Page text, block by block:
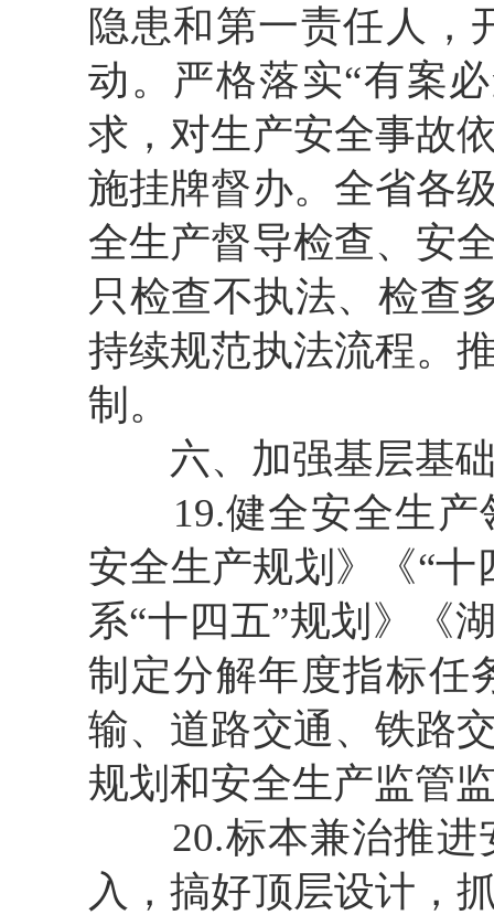
隐患和第一责任人，
动。严格落实“有案
求，对生产安全事故
施挂牌督办。全省各
全生产督导检查、安
只检查不执法、检查
持续规范执法流程。
制。
六、加强基层基
19.健全安全生
安全生产规划》《“
系“十四五”规划》
《
制定分解年度指标任
输、道路交通、铁路
规划和安全生产监管
20.标本兼治推
入，搞好顶层设计，